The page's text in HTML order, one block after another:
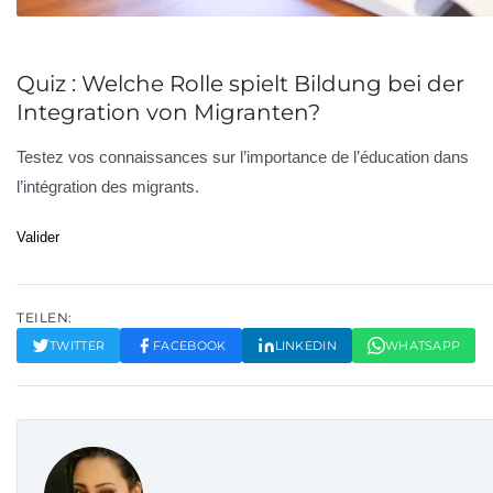
Quiz : Welche Rolle spielt Bildung bei der
Integration von Migranten?
Testez vos connaissances sur l’importance de l’éducation dans
l’intégration des migrants.
Valider
TEILEN:
TWITTER FACEBOOK LINKEDIN WHATSAPP